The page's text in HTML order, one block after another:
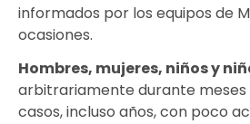
informados por los equipos de
ocasiones.
Hombres, mujeres, niños y
arbitrariamente durante meses
casos, incluso años, con poco